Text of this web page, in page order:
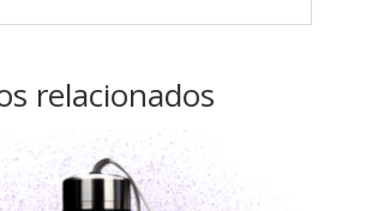
relacionados